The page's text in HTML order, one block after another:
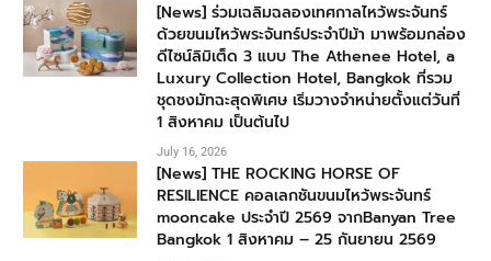
[News] ร่วมเฉลิมฉลองเทศกาลไหว้พระจันทร์
ด้วยขนมไหว้พระจันทร์ประจำปีม้า มาพร้อมกล่อง
ดีไซน์ลิมิเต็ด 3 แบบ The Athenee Hotel, a
Luxury Collection Hotel, Bangkok ที่รวม
ชุดชงมัทฉะสุดพิเศษ เริ่มวางจำหน่ายตั้งแต่วันที่
1 สิงหาคม เป็นต้นไป
July 16, 2026
[News] THE ROCKING HORSE OF
RESILIENCE คอลเลกชันขนมไหว้พระจันทร์
mooncake ประจำปี 2569 จากBanyan Tree
Bangkok 1 สิงหาคม – 25 กันยายน 2569